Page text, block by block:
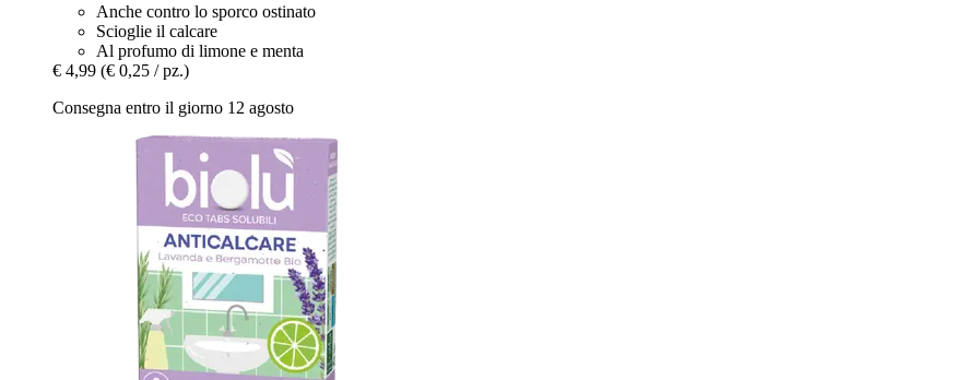
Anche contro lo sporco ostinato
Scioglie il calcare
Al profumo di limone e menta
€ 4,99 (€ 0,25 / pz.)
Consegna entro il giorno 12 agosto